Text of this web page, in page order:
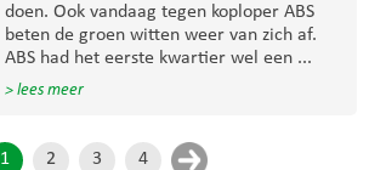
doen. Ook vandaag tegen koploper ABS
beten de groen witten weer van zich af.
ABS had het eerste kwartier wel een ...
> lees meer
1 2 3 4